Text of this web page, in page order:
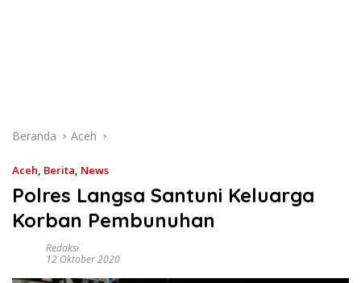
Beranda Aceh
Aceh, Berita, News
Polres Langsa Santuni Keluarga
Korban Pembunuhan
Redaksi
12 Oktober 2020